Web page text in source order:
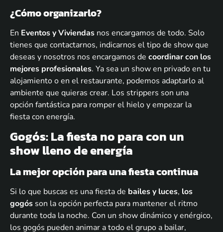
¿Cómo organizarlo?
En Eventos y Viviendas nos encargamos de todo. Solo
tienes que contactarnos, indicarnos el tipo de show que
deseas y nosotros nos encargamos de coordinar con los
mejores profesionales. Ya sea un show en privado en tu
alojamiento o en el restaurante, podemos adaptarlo al
ambiente que quieras crear. Los strippers son una
opción fantástica para romper el hielo y empezar la
fiesta con energía.
Gogós: La fiesta no para con un
show lleno de energía
La mejor opción para una fiesta continua
Si lo que buscas es una fiesta de bailes y luces, los
gogós son la opción perfecta para mantener el ritmo
durante toda la noche. Con un show dinámico y enérgico,
los gogós pueden animar a todo el grupo a bailar,